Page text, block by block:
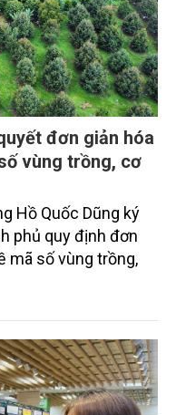
hóa
vùng trồng, cơ
Hồ Quốc Dũng ký
phủ quy định đơn
mã số vùng trồng,